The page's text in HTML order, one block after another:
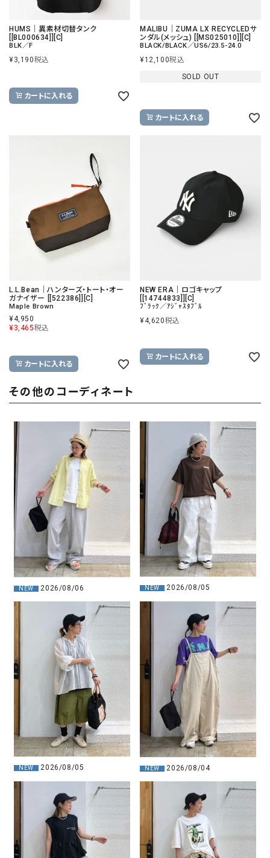
HUMS｜異素材切替タンク
[[BL000634]][C]
BLK／F
¥3,190税込
カートに入れる
MALIBU｜ZUMA LX RECYCLEDサ
ンダル(メッシュ) [[MS025010]][C]
BLACK/BLACK／US6/23.5-24.0
¥12,100税込
SOLD OUT
カートに入れる
L.L.Bean｜ハンターズ・トート・オー
ガナイザー [[522386]][C]
Maple Brown
¥4,950
¥3,465税込
カートに入れる
NEW ERA｜ロゴキャップ
[[14744833]][C]
ﾌﾞﾗｯｸ／ｱｼﾞｬｽﾀﾌﾞﾙ
¥4,620税込
カートに入れる
その他のコーディネート
NEW 2026/08/06 NEW 2026/08/05
NEW 2026/08/05 NEW 2026/08/04